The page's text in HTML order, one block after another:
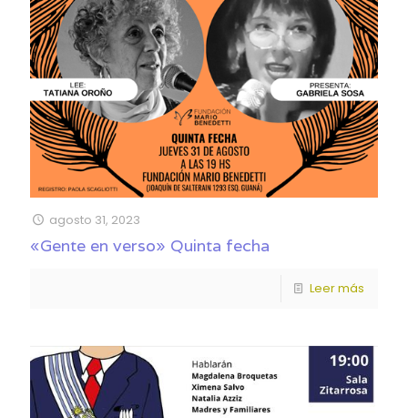
agosto 31, 2023
«Gente en verso» Quinta fecha
Leer más